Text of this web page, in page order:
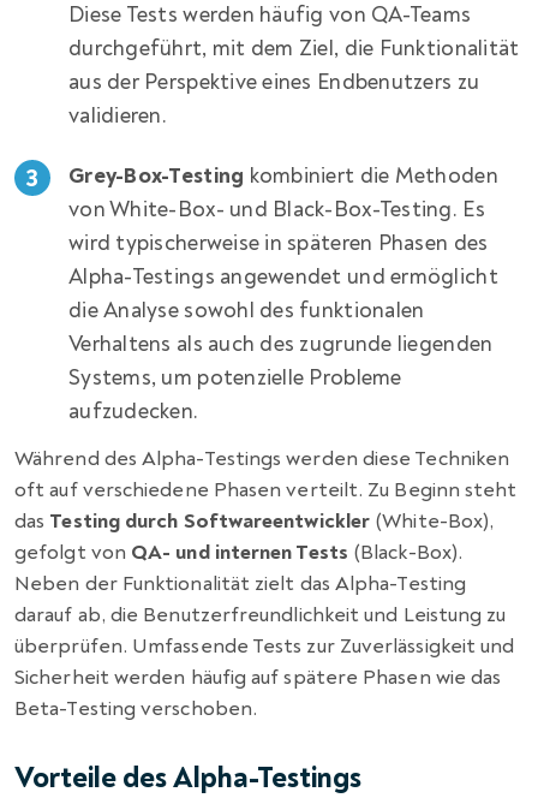
Diese Tests werden häufig von QA-Teams
durchgeführt, mit dem Ziel, die Funktionalität
aus der Perspektive eines Endbenutzers zu
validieren.
Grey-Box-Testing kombiniert die Methoden
von White-Box- und Black-Box-Testing. Es
wird typischerweise in späteren Phasen des
Alpha-Testings angewendet und ermöglicht
die Analyse sowohl des funktionalen
Verhaltens als auch des zugrunde liegenden
Systems, um potenzielle Probleme
aufzudecken.
Während des Alpha-Testings werden diese Techniken
oft auf verschiedene Phasen verteilt. Zu Beginn steht
das Testing durch Softwareentwickler (White-Box),
gefolgt von QA- und internen Tests (Black-Box).
Neben der Funktionalität zielt das Alpha-Testing
darauf ab, die Benutzerfreundlichkeit und Leistung zu
überprüfen. Umfassende Tests zur Zuverlässigkeit und
Sicherheit werden häufig auf spätere Phasen wie das
Beta-Testing verschoben.
Vorteile des Alpha-Testings